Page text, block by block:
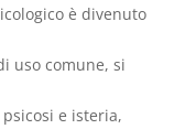
è divenuto
uso comune, si
e isteria,